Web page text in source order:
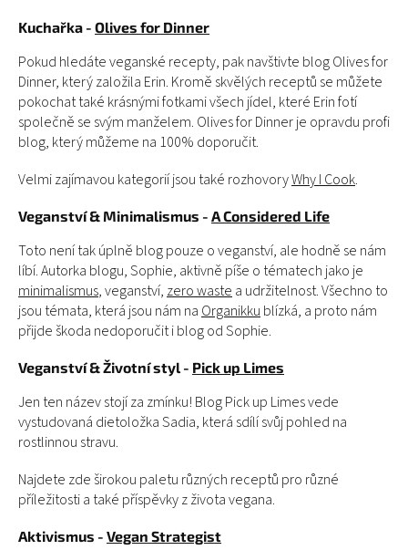
Kuchařka - Olives for Dinner
Pokud hledáte veganské recepty, pak navštivte blog Olives for
Dinner, který založila Erin. Kromě skvělých receptů se můžete
pokochat také krásnými fotkami všech jídel, které Erin fotí
společně se svým manželem. Olives for Dinner je opravdu profi
blog, který můžeme na 100% doporučit.
Velmi zajímavou kategorií jsou také rozhovoryWhy I Cook.
Veganství & Minimalismus - A Considered Life
Toto není tak úplně blog pouze o veganství, ale hodně se nám
líbí. Autorka blogu, Sophie, aktivně píše o tématech jako je
minimalismus, veganství, zero waste a udržitelnost. Všechno to
jsou témata, která jsou nám na Organikku blízká, a proto nám
přijde škoda nedoporučit i blog od Sophie.
Veganství & Životní styl - Pick up Limes
Jen ten název stojí za zmínku! Blog Pick up Limes vede
vystudovaná dietoložka Sadia, která sdílí svůj pohled na
rostlinnou stravu.
Najdete zde širokou paletu různých receptů pro různé
příležitosti a také příspěvky z života vegana.
Aktivismus - Vegan Strategist